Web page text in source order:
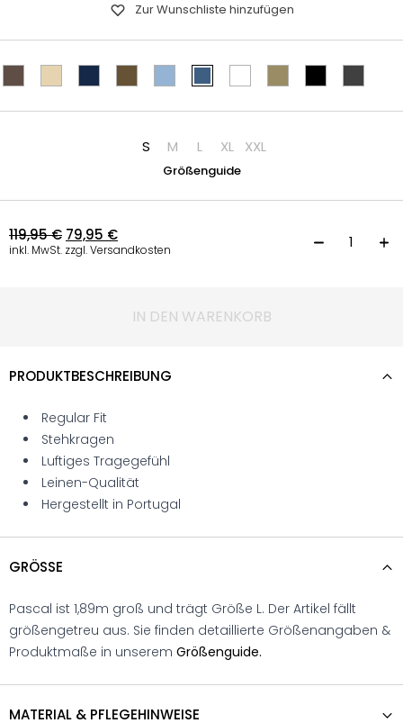
Zur Wunschliste hinzufügen
S M L XL XXL
Größenguide
119,95€ 79,95 €
inkl. MwSt. zzgl. Versandkosten
IN DEN WARENKORB
PRODUKTBESCHREIBUNG
Regular Fit
Stehkragen
Luftiges Tragegefühl
Leinen-Qualität
Hergestellt in Portugal
GRÖSSE
Pascal ist 1,89m groß und trägt Größe L. Der Artikel fällt
größengetreu aus. Sie finden detaillierte Größenangaben &
Produktmaße in unserem Größenguide.
MATERIAL & PFLEGEHINWEISE